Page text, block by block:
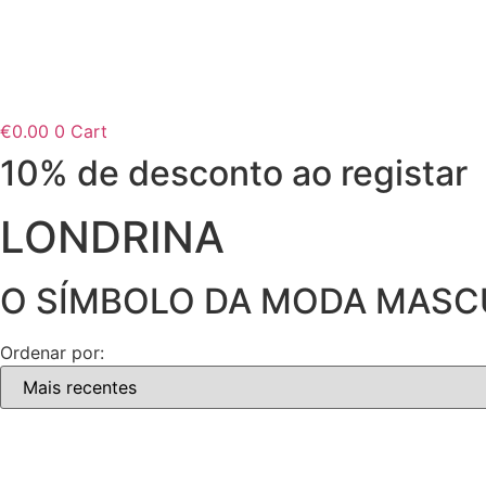
€0.00 0 Cart
10% de desconto ao registar
LONDRINA
O SÍMBOLO DA MODA
Ordenar por: